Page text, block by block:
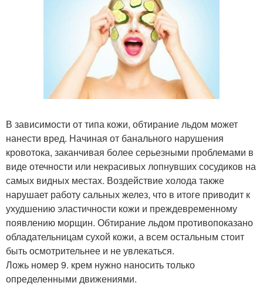
В зависимости от типа кожи, обтирание льдом может
нанести вред. Начиная от банального нарушения
кровотока, заканчивая более серьезными проблемами в
виде отечности или некрасивых лопнувших сосудиков на
самых видных местах. Воздействие холода также
нарушает работу сальных желез, что в итоге приводит к
ухудшению эластичности кожи и преждевременному
появлению морщин. Обтирание льдом противопоказано
обладательницам сухой кожи, а всем остальным стоит
быть осмотрительнее и не увлекаться.
Ложь номер 9. крем нужно наносить только
определенными движениями.